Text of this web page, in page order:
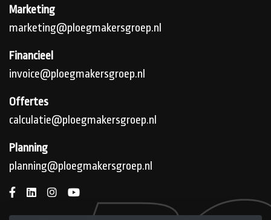
Marketing
marketing@ploegmakersgroep.nl
Financieel
invoice@ploegmakersgroep.nl
Offertes
calculatie@ploegmakersgroep.nl
Planning
planning@ploegmakersgroep.nl